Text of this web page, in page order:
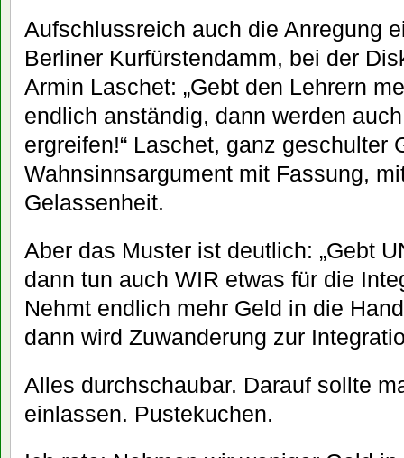
Aufschlussreich auch die Anregung
Berliner Kurfürstendamm, bei der
Armin Laschet: „Gebt den Lehrern
endlich anständig, dann werden
ergreifen!“ Laschet, ganz geschulter
Wahnsinnsargument mit Fassung,
Gelassenheit.
Aber das Muster ist deutlich: „Gebt
dann tun auch WIR etwas für die
Nehmt endlich mehr Geld in die
dann wird Zuwanderung zur
Alles durchschaubar. Darauf sollte
einlassen. Pustekuchen.